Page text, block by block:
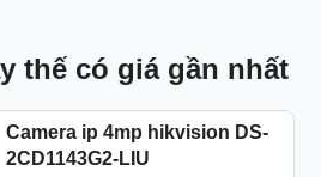
thế có giá gần nhất
Camera ip 4mp hikvision DS-
2CD1143G2-LIU